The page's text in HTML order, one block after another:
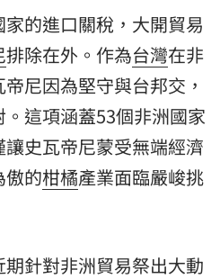
的進口關稅，大開貿易
排除在外。作為台灣在非
尼因為堅守與台邦交，
這項涵蓋53個非洲國家
史瓦帝尼蒙受無端經濟
傲的柑橘產業面臨嚴峻挑
針對非洲貿易祭出大動